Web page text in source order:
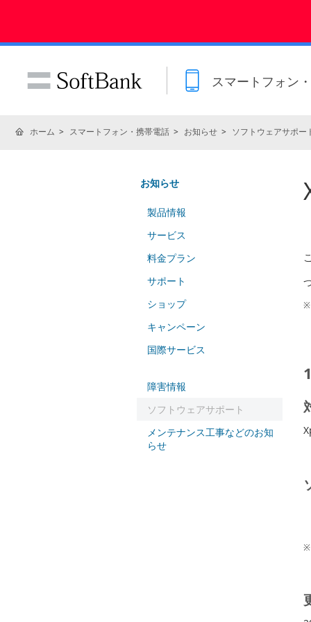
スマートフォン
ホーム スマートフォン・携帯電話 お知らせ ソフトウェアサポー
※
※
お知らせ
製品情報
サービス
料金プラン
サポート
ショップ
キャンペーン
国際サービス
障害情報
ソフトウェアサポート
メンテナンス工事などのお知
らせ